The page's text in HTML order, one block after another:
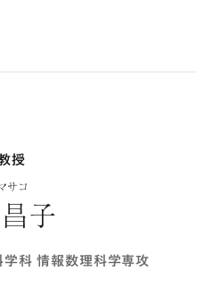
授
サコ
子
科 情報数理科学専攻